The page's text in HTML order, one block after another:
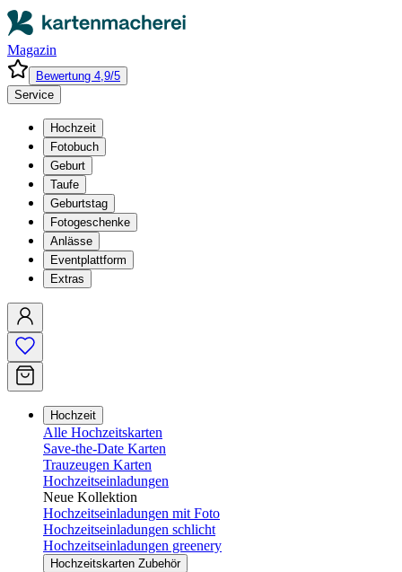
Magazin
Bewertung 4,9/5
Service
Hochzeit
Fotobuch
Geburt
Taufe
Geburtstag
Fotogeschenke
Anlässe
Eventplattform
Extras
Hochzeit
Alle Hochzeitskarten
Save-the-Date Karten
Trauzeugen Karten
Hochzeitseinladungen
Neue Kollektion
Hochzeitseinladungen mit Foto
Hochzeitseinladungen schlicht
Hochzeitseinladungen greenery
Hochzeitskarten Zubehör